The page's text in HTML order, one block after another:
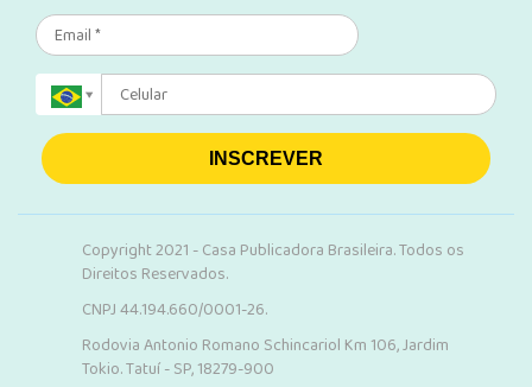
INSCREVER
Copyright 2021 - Casa Publicadora Brasileira. Todos os
Direitos Reservados.
CNPJ 44.194.660/0001-26.
Rodovia Antonio Romano Schincariol Km 106, Jardim
Tokio. Tatuí - SP, 18279-900